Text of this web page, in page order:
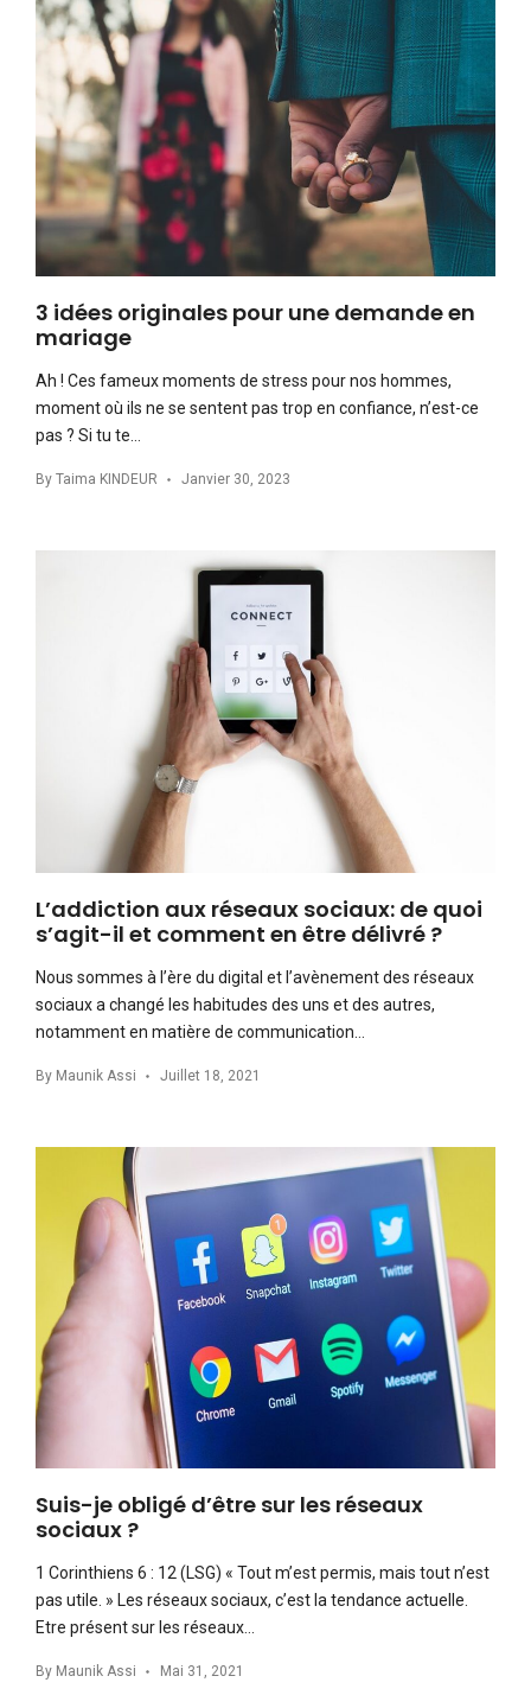
3 idées originales pour une demande en
mariage
Ah ! Ces fameux moments de stress pour nos hommes,
moment où ils ne se sentent pas trop en confiance, n’est-ce
pas ? Si tu te…
By Taima KINDEUR Janvier 30, 2023
L’addiction aux réseaux sociaux: de quoi
s’agit-il et comment en être délivré ?
Nous sommes à l’ère du digital et l’avènement des réseaux
sociaux a changé les habitudes des uns et des autres,
notamment en matière de communication…
By Maunik Assi Juillet 18, 2021
Suis-je obligé d’être sur les réseaux
sociaux ?
1 Corinthiens 6 : 12 (LSG) « Tout m’est permis, mais tout n’est
pas utile. » Les réseaux sociaux, c’est la tendance actuelle.
Etre présent sur les réseaux…
By Maunik Assi Mai 31, 2021